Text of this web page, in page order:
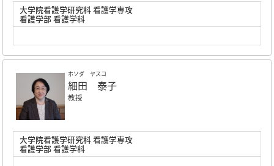
大学院看護学研究科 看護学専攻
看護学部 看護学科
ホソダ ヤスコ
細田 泰子
教授
大学院看護学研究科 看護学専攻
看護学部 看護学科